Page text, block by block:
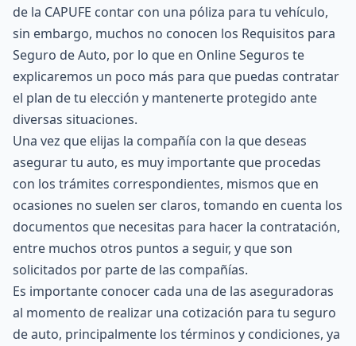
de la CAPUFE contar con una póliza para tu vehículo,
sin embargo, muchos no conocen los Requisitos para
Seguro de Auto, por lo que en Online Seguros te
explicaremos un poco más para que puedas contratar
el plan de tu elección y mantenerte protegido ante
diversas situaciones.
Una vez que elijas la compañía con la que deseas
asegurar tu auto, es muy importante que procedas
con los trámites correspondientes, mismos que en
ocasiones no suelen ser claros, tomando en cuenta los
documentos que necesitas para hacer la contratación,
entre muchos otros puntos a seguir, y que son
solicitados por parte de las compañías.
Es importante conocer cada una de las aseguradoras
al momento de realizar una cotización para tu seguro
de auto, principalmente los términos y condiciones, ya